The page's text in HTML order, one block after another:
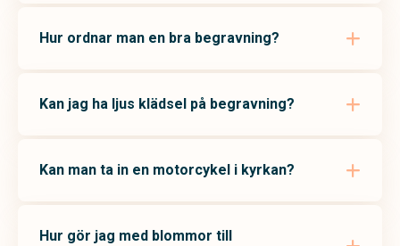
Hur ordnar man en bra begravning?
Kan jag ha ljus klädsel på begravning?
Kan man ta in en motorcykel i kyrkan?
Hur gör jag med blommor till